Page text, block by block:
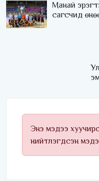
Манай
сагсчид
Энэ мэдээ
нийтлэгдсэн